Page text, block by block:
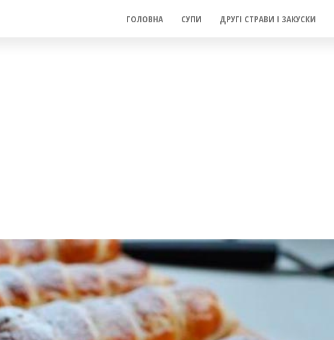
ГОЛОВНА СУПИ ДРУГІ СТРАВИ І ЗАКУСКИ